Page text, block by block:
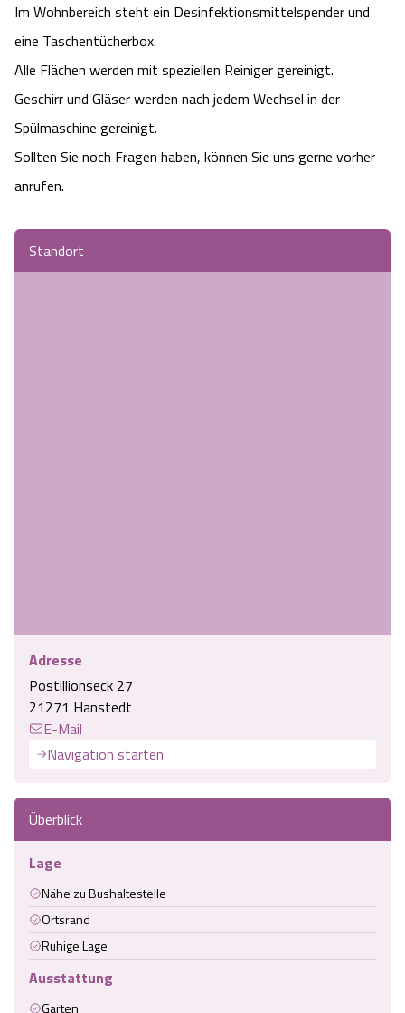
Im Wohnbereich steht ein Desinfektionsmittelspender und
eine Taschentücherbox.
Alle Flächen werden mit speziellen Reiniger gereinigt.
Geschirr und Gläser werden nach jedem Wechsel in der
Spülmaschine gereinigt.
Sollten Sie noch Fragen haben, können Sie uns gerne vorher
anrufen.
Standort
Adresse
Postillionseck 27
21271 Hanstedt
E-Mail
Navigation starten
Überblick
Lage
Nähe zu Bushaltestelle
Ortsrand
Ruhige Lage
Ausstattung
Garten